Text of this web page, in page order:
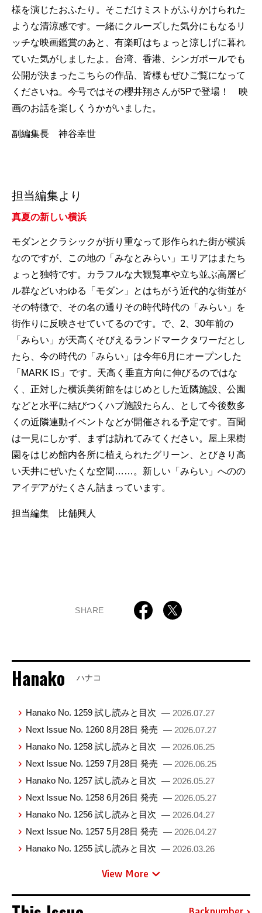
様を演じたおふたり。そこだけミストがふりかけられた
ような清涼感です。一緒にクルーズした気分にもなるリ
ッチな映画鑑賞のあと、有楽町はちょっと涼しげに暮れ
ていた気がしましたよ。台湾、香港、シンガポールでも
公開が決まったこちらの作品、皆様もぜひご覧になって
くださいね。今号ではその櫻井翔さんが5Pで登場！ 映
画のお話を楽しくうかがいました。
副編集長 神谷幸世
担当編集より
真夏の新しい横浜
モダンとクラシックが折り重なって形作られた街が横浜
なのですが、この地の「みなとみらい」エリアはまたち
ょっと独特です。カラフルな大観覧車や立ち並ぶ高層ビ
ル群などいわゆる「モダン」とはちがう近代的な街並が
その特徴で、その名の通りその時代時代の「みらい」を
街作りに反映させていてるのです。で、2、30年前の
「みらい」が天高くそびえるランドマークタワーだとし
たら、今の時代の「みらい」は今年6月にオープンした
「MARK IS」です。天高く垂直方向に伸びるのではな
く、正対した横浜美術館をはじめとした近隣施設、公園
などと水平に結びつくハブ施設たらん、として今後数多
くの近隣連動イベントなどが開催される予定です。百聞
は一見にしかず、まずは訪れてみてください。屋上果樹
園をはじめ館内各所に植えられたグリーン、とびきり高
い天井にぜいたくな空間……。新しい「みらい」へのの
アイデアがたくさん詰まっています。
担当編集 比舗興人
SHARE
Hanako ハナコ
Hanako No. 1259 試し読みと目次 — 2026.07.27
Next Issue No. 1260 8月28日 発売 — 2026.07.27
Hanako No. 1258 試し読みと目次 — 2026.06.25
Next Issue No. 1259 7月28日 発売 — 2026.06.25
Hanako No. 1257 試し読みと目次 — 2026.05.27
Next Issue No. 1258 6月26日 発売 — 2026.05.27
Hanako No. 1256 試し読みと目次 — 2026.04.27
Next Issue No. 1257 5月28日 発売 — 2026.04.27
Hanako No. 1255 試し読みと目次 — 2026.03.26
View More